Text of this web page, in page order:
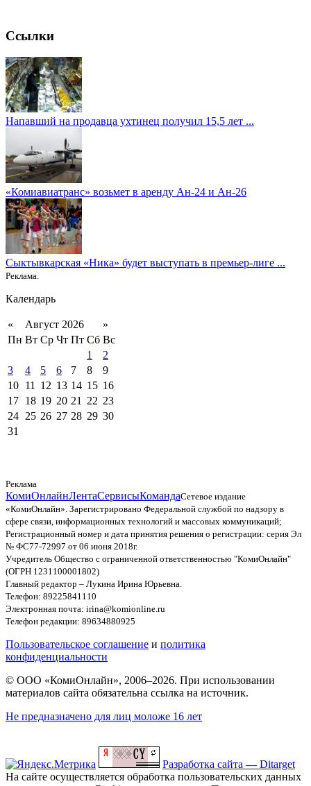
Ссылки
Напавший на продавца ухтинец получил 15,5 лет ...
«Комиавиатранс» возьмет в аренду Ан-24 и Ан-26
Сыктывкарская «Ника» будет выступать в премьер-лиге ...
Реклама.
Календарь
« Август 2026
»
Пн Вт Ср Чт Пт Сб Вс
1
2
3
4 5 6 7 8
9
10 11 12 13 14 15 16
17 18 19 20 21 22 23
24 25 26 27 28 29 30
31
Реклама
КомиОнлайнЛентаСервисыКомандаСетевое издание
«КомиОнлайн». Зарегистрировано Федеральной службой по надзору в
сфере связи, информационных технологий и массовых коммуникаций;
Регистрационный номер и дата принятия решения о регистрации: серия Эл
№ ФС77-72997 от 06 июня 2018г.
Учредитель Общество с ограниченной ответственностью "КомиОнлайн"
(ОГРН 1231100001802)
Главный редактор – Лукина Ирина Юрьевна.
Телефон: 89225841110
Электронная почта: irina@komionline.ru
Телефон редакции: 89634880925
Пользовательское соглашение и политика
конфиденциальности
© ООО «КомиОнлайн», 2006–2026. При использовании
материалов сайта обязательна ссылка на источник.
Не предназначено для лиц моложе 16 лет
Разработка сайта — Ditarget
На сайте осуществляется обработка пользовательских данных